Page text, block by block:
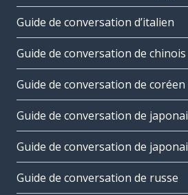
Guide de conversation d’italien
Guide de conversation de chinois
Guide de conversation de coréen
Guide de conversation de
Guide de conversation de
Guide de conversation de russe